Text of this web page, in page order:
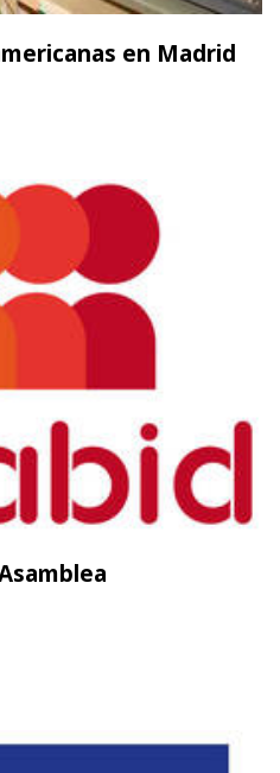
en Madrid
FESABID Asamblea
Actualización en